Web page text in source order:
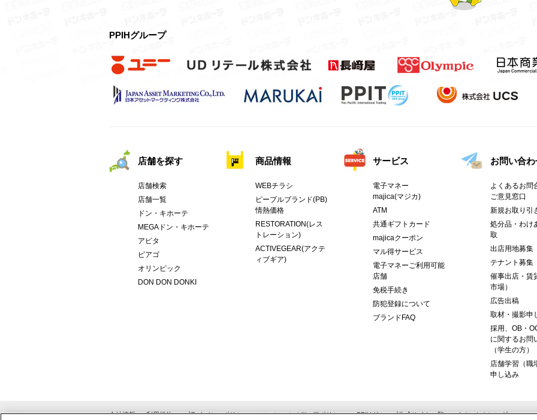
PPIHグループ
店舗を探す
店舗検索
店舗一覧
ドン・キホーテ
MEGAドン・キホーテ
アピタ
ピアゴ
オリンピック
DON DON DONKI
商品情報
WEBチラシ
ピープルブランド(PB)
情熱価格
RESTORATION(レス
トレーション)
ACTIVEGEAR(アクテ
ィブギア)
サービス
電子マネー
majica(マジカ)
ATM
共通ギフトカード
majicaクーポン
マル得サービス
電子マネーご利用可能
店舗
免税手続き
防犯登録について
ブランドFAQ
お問い合わ
よくあるお問
ご意見窓口
新規お取り引
処分品・わけ
取
出店用地募集
テナント募集
催事出店・賃
市場）
広告出稿
取材・撮影申
採用、OB・
に関するお問
（学生の方）
店舗学習（職
申し込み
会社情報 利用規約 プライバシーポリシー ソーシャルメディアポリシー PPIHグループ公式サイト一覧 イベントカレンダー